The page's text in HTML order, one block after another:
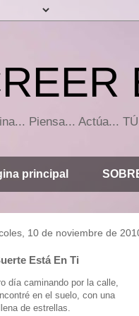
Piensa... Actúa...
principal
10 de noviembre de
Está En Ti
día caminando por la calle,
en el suelo, con una
de estrellas.